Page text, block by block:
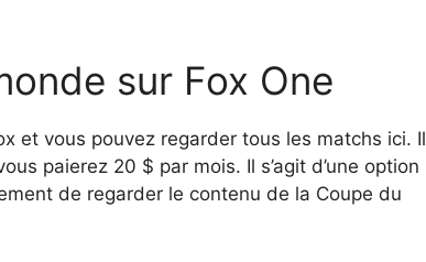
sur Fox One
et vous pouvez regarder tous les matchs ici. Il
paierez 20 $ par mois. Il s’agit d’une option
de regarder le contenu de la Coupe du